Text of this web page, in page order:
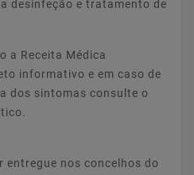
desinfeção e tratamento de
a Receita Médica
informativo e em caso de
dos sintomas consulte o
entregue nos concelhos do